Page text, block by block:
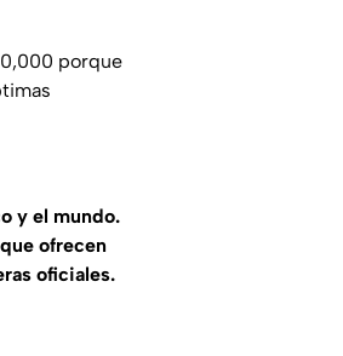
porque
y el mundo.
ofrecen
oficiales.